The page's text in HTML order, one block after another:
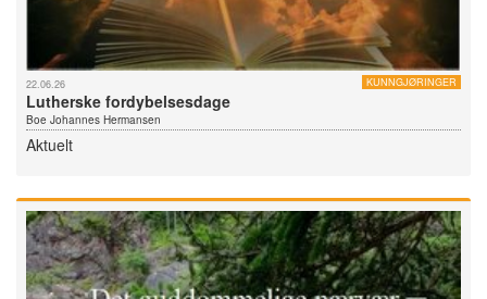
22.06.26 KUNNGJØRINGER
Lutherske fordybelsesdage
Boe Johannes Hermansen
Aktuelt